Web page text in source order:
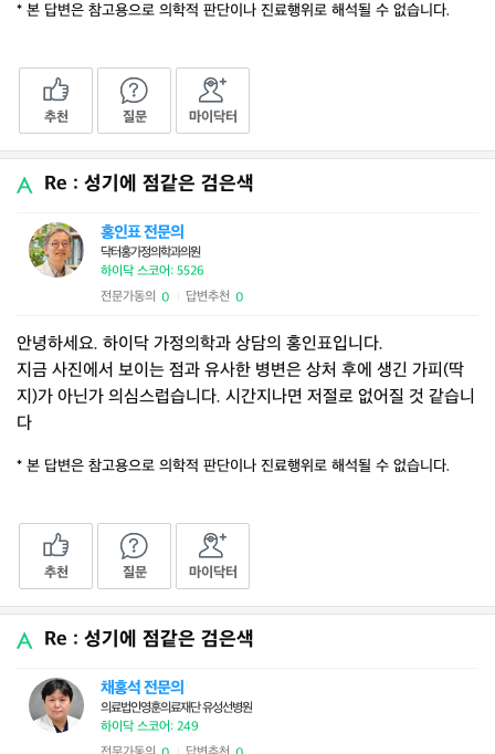
* 본 답변은 참고용으로 의학적 판단이나 진료행위로 해석될 수 없습니다.
추천 질문 마이닥터
Re : 성기에 점같은 검은색
홍인표 전문의
닥터홍가정의학과의원
하이닥 스코어: 5526
전문가동의 0 답변추천 0
안녕하세요. 하이닥 가정의학과 상담의 홍인표입니다.
지금 사진에서 보이는 점과 유사한 병변은 상처 후에 생긴 가피(딱
지)가 아닌가 의심스럽습니다. 시간지나면 저절로 없어질 것 같습니
다
* 본 답변은 참고용으로 의학적 판단이나 진료행위로 해석될 수 없습니다.
추천 질문 마이닥터
Re : 성기에 점같은 검은색
채홍석 전문의
의료법인영훈의료재단 유성선병원
하이닥 스코어: 249